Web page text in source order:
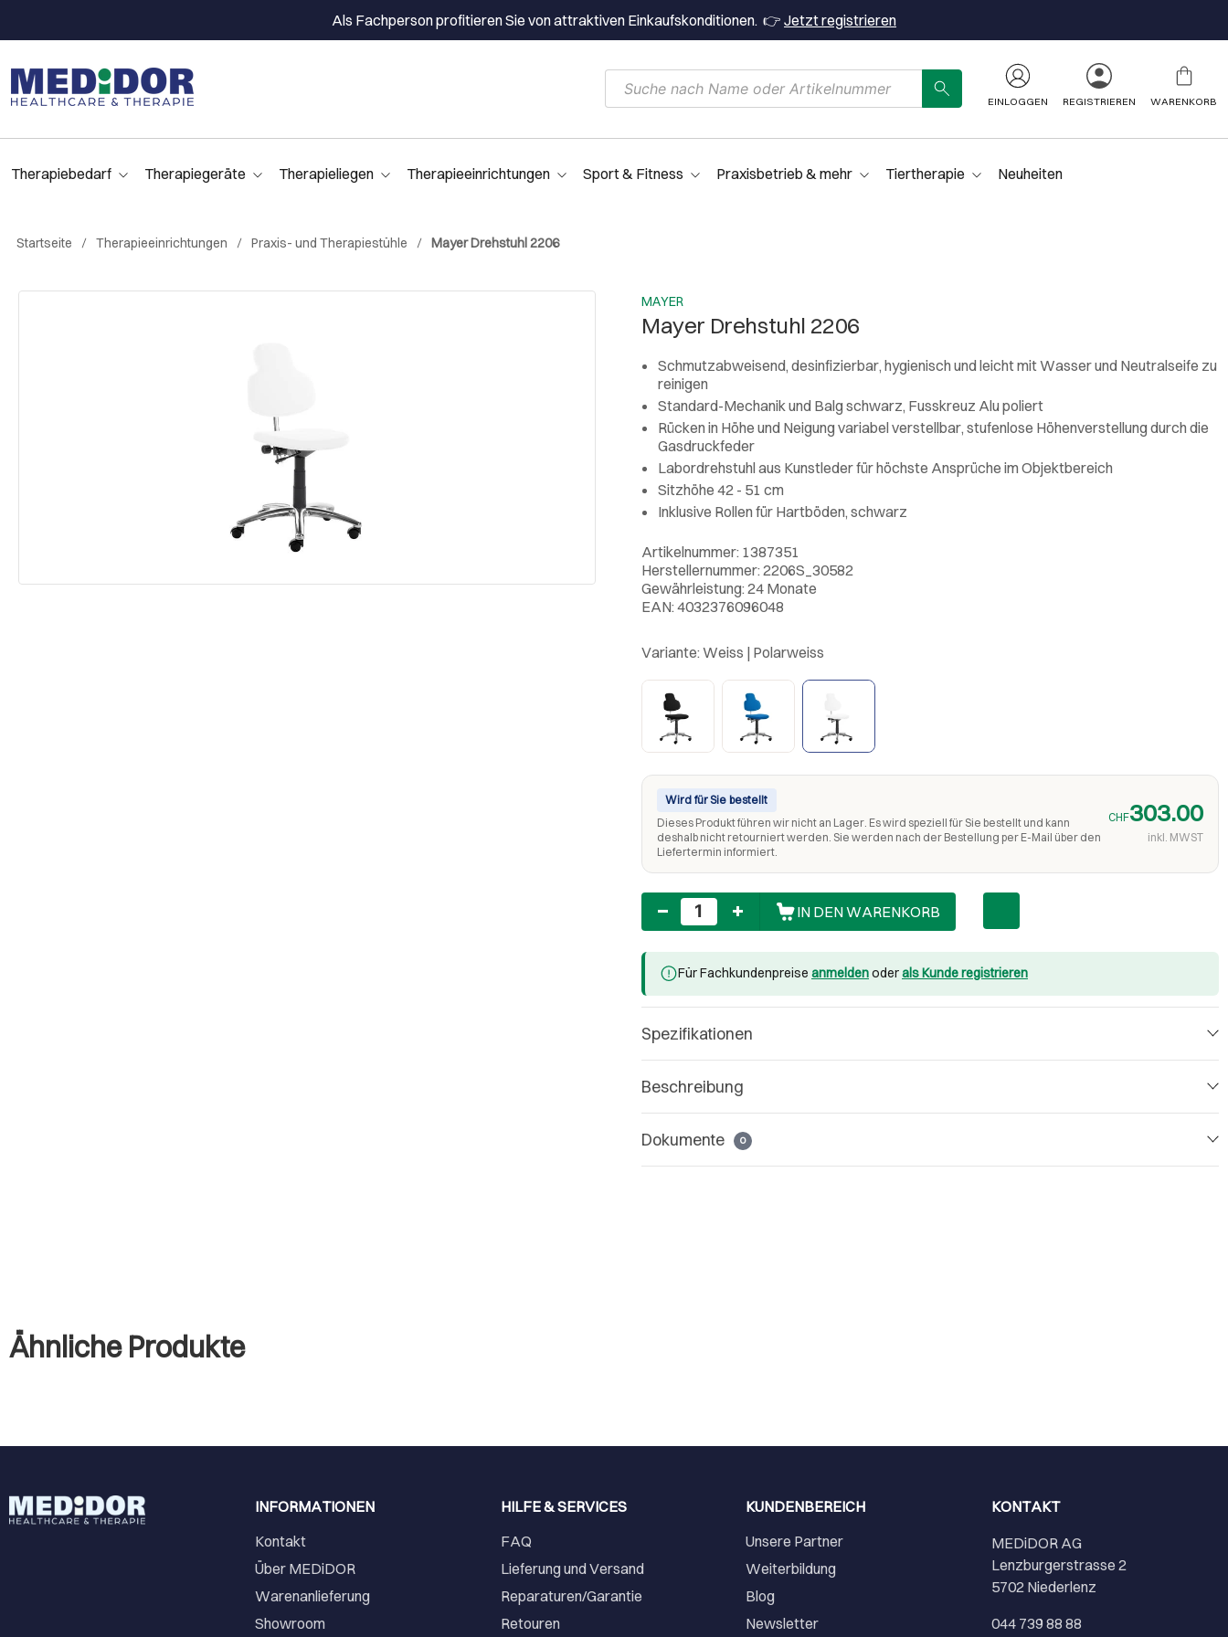
Als Fachperson profitieren Sie von attraktiven Einkaufskonditionen. 👉 Jetzt registrieren
EINLOGGEN REGISTRIEREN WARENKORB
Therapiebedarf Therapiegeräte Therapieliegen Therapieeinrichtungen Sport & Fitness Praxisbetrieb & mehr Tiertherapie Neuheiten
Startseite Therapieeinrichtungen Praxis- und Therapiestühle Mayer Drehstuhl 2206
MAYER
Mayer Drehstuhl 2206
Schmutzabweisend, desinfizierbar, hygienisch und leicht mit Wasser und Neutralseife zu
reinigen
Standard-Mechanik und Balg schwarz, Fusskreuz Alu poliert
Rücken in Höhe und Neigung variabel verstellbar, stufenlose Höhenverstellung durch die
Gasdruckfeder
Labordrehstuhl aus Kunstleder für höchste Ansprüche im Objektbereich
Sitzhöhe 42 - 51 cm
Inklusive Rollen für Hartböden, schwarz
Artikelnummer: 1387351
Herstellernummer: 2206S_30582
Gewährleistung: 24 Monate
EAN: 4032376096048
Variante: Weiss | Polarweiss
Wird für Sie bestellt
Dieses Produkt führen wir nicht an Lager. Es wird speziell für Sie bestellt und kann
deshalb nicht retourniert werden. Sie werden nach der Bestellung per E-Mail über den
Liefertermin informiert.
CHF303.00
inkl. MWST
Anzahl
IN DEN WARENKORB
Für Fachkundenpreise anmeldenoderals Kunde registrieren
Spezifikationen
Beschreibung
Dokumente 0
Ähnliche Produkte
INFORMATIONEN
Kontakt
Über MEDiDOR
Warenanlieferung
Showroom
HILFE & SERVICES
FAQ
Lieferung und Versand
Reparaturen/Garantie
Retouren
KUNDENBEREICH
Unsere Partner
Weiterbildung
Blog
Newsletter
KONTAKT
MEDiDOR AG
Lenzburgerstrasse 2
5702 Niederlenz
044 739 88 88